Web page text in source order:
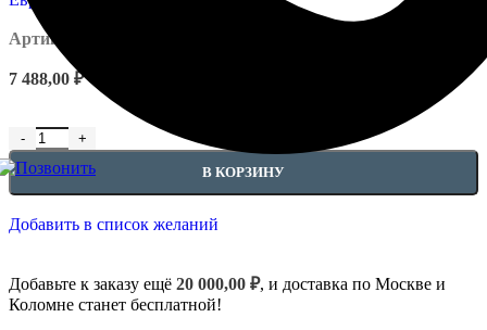
Артикул:
7 488,00 ₽
В КОРЗИНУ
Добавить в список желаний
Добавьте к заказу ещё 20 000,00 ₽, и доставка по Москве и
Коломне станет бесплатной!